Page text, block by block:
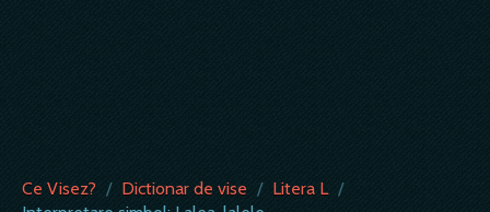
Ce Visez? / Dictionar de vise / Litera L /